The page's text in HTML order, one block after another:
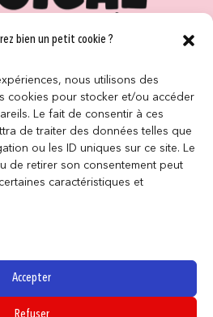
bien un petit cookie ?
nous utilisons des
cookies pour stocker et/ou accéder
Le fait de consentir à ces
de traiter des données telles que
ou les ID uniques sur ce site. Le
de retirer son consentement peut
caractéristiques et
Accepter
Refuser
MAGASINS
NOUS ?
LÉGALES